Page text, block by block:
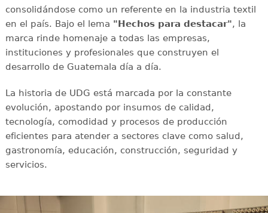
consolidándose como un referente en la industria textil
en el país. Bajo el lema "Hechos para destacar", la
marca rinde homenaje a todas las empresas,
instituciones y profesionales que construyen el
desarrollo de Guatemala día a día.
La historia de UDG está marcada por la constante
evolución, apostando por insumos de calidad,
tecnología, comodidad y procesos de producción
eficientes para atender a sectores clave como salud,
gastronomía, educación, construcción, seguridad y
servicios.